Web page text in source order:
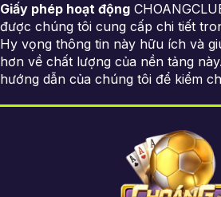
Giấy phép hoạt động
được chúng tôi cung cấp chi tiết
Hy vọng thông tin này hữu ích và
hơn về chất lượng của nền tảng
hướng dẫn của chúng tôi để kiểm